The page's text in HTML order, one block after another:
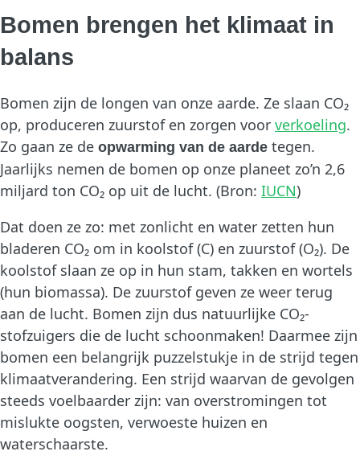
Bomen brengen het klimaat in
balans
Bomen zijn de longen van onze aarde. Ze slaan CO₂
op, produceren zuurstof en zorgen voor verkoeling.
Zo gaan ze de opwarming van de aarde tegen.
Jaarlijks nemen de bomen op onze planeet zo’n 2,6
miljard ton CO₂ op uit de lucht. (Bron: IUCN)
Dat doen ze zo: met zonlicht en water zetten hun
bladeren CO₂ om in koolstof (C) en zuurstof (O₂). De
koolstof slaan ze op in hun stam, takken en wortels
(hun biomassa). De zuurstof geven ze weer terug
aan de lucht. Bomen zijn dus natuurlijke CO₂-
stofzuigers die de lucht schoonmaken! Daarmee zijn
bomen een belangrijk puzzelstukje in de strijd tegen
klimaatverandering. Een strijd waarvan de gevolgen
steeds voelbaarder zijn: van overstromingen tot
mislukte oogsten, verwoeste huizen en
waterschaarste.